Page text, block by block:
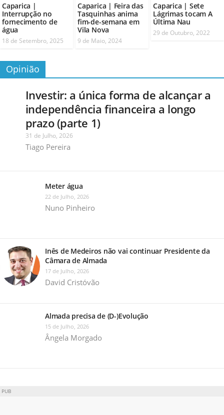
Caparica |
Interrupção no
fornecimento de
água
18 de Setembro, 2025
Caparica | Feira das
Tasquinhas anima
fim-de-semana em
Vila Nova
9 de Maio, 2024
Caparica | Sete
Lágrimas tocam A
Última Nau
29 de Outubro, 2022
Opinião
Investir: a única forma de alcançar a
independência financeira a longo
prazo (parte 1)
31 de Julho, 2026
Tiago Pereira
Meter água
22 de Julho, 2026
Nuno Pinheiro
Inês de Medeiros não vai continuar Presidente da
Câmara de Almada
17 de Julho, 2026
David Cristóvão
Almada precisa de (D-)Evolução
15 de Julho, 2026
Ângela Morgado
PUB